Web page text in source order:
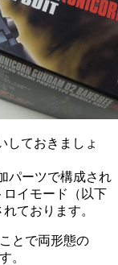
しておきましょ
パーツで構成され
イモード（以下
ております。
とで両形態の
。